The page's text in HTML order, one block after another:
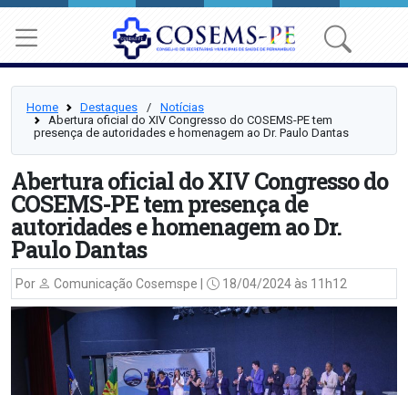
Home Destaques ⠀/⠀ Notícias
Abertura oficial do XIV Congresso do COSEMS-PE tem
presença de autoridades e homenagem ao Dr. Paulo Dantas
Abertura oficial do XIV Congresso do
COSEMS-PE tem presença de
autoridades e homenagem ao Dr.
Paulo Dantas
Por Comunicação Cosemspe | 18/04/2024 às 11h12